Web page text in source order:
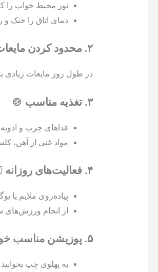
نور محیط خواب را کم
دمای اتاق را خنک و
۲. محدود کردن مایعات در شب 🚰
در طول روز مایعات زیادی بنوشید، اما از ۲ ساعت قبل از
۳. تغذیه مناسب 🍲
غذاهای چرب و
مواد غنی از آهن،
۴. فعالیت‌های روزانه 🏃‍♀️
پیاده‌روی ملایم یا
از انجام ورزش‌های
۵. پوزیشن مناسب خواب 🤰
به پهلوی چپ